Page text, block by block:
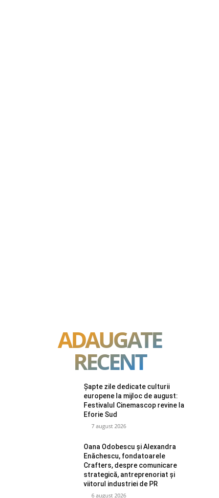
ADAUGATE
RECENT
Șapte zile dedicate culturii
europene la mijloc de august:
Festivalul Cinemascop revine la
Eforie Sud
7 august 2026
Oana Odobescu și Alexandra
Enăchescu, fondatoarele
Crafters, despre comunicare
strategică, antreprenoriat și
viitorul industriei de PR
6 august 2026